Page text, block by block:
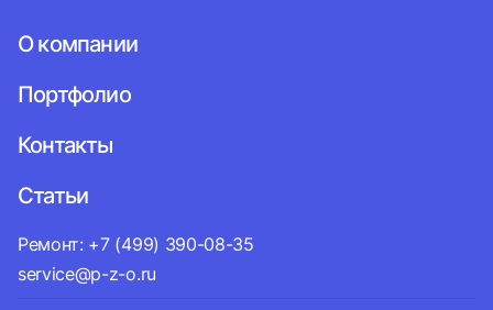
О компании
Портфолио
Контакты
Статьи
Ремонт: +7 (499) 390-08-35
service@p-z-o.ru